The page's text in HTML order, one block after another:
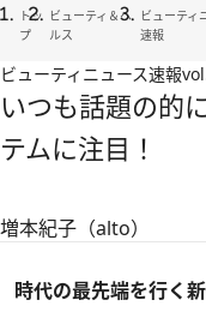
トッ
プ
ビューティ＆ヘ
ルス
ビューティ
速報
ビューティニュース速報
いつも話題の的
テムに注目！
増本紀子（alto）
時代の最先端を行く